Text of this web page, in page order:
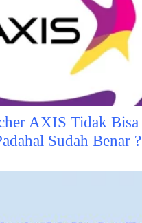
AXIS Tidak Bisa
Sudah Benar ?